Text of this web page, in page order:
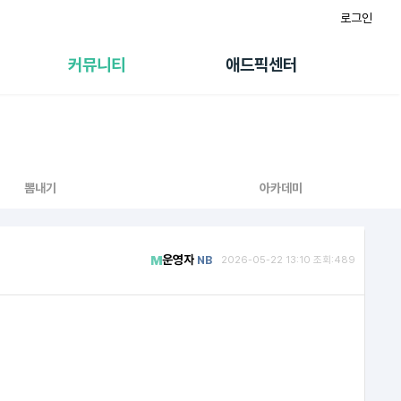
로그인
커뮤니티 애드픽센터
랭킹
멤버십 센터
뽐내기 아카데미
운영자 NB 2026-05-22 13:10 조회:489